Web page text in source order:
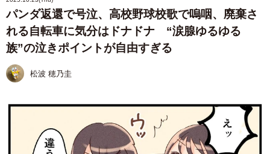
パンダ返還で号泣、高校野球校歌で嗚咽、廃棄さ
れる自転車に気分はドナドナ “涙腺ゆるゆる
族”の泣きポイントが自由すぎる
松波 穂乃圭